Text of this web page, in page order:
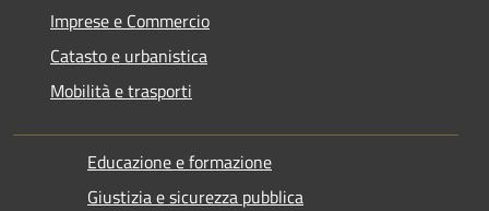
Imprese e Commercio
Catasto e urbanistica
Mobilità e trasporti
Educazione e formazione
Giustizia e sicurezza pubblica